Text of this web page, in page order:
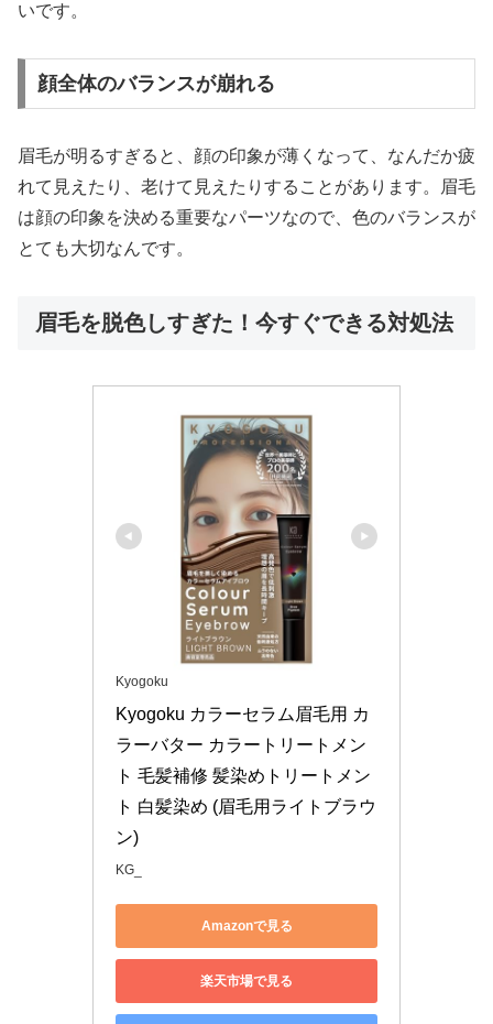
いです。
顔全体のバランスが崩れる
眉毛が明るすぎると、顔の印象が薄くなって、なんだか疲
れて見えたり、老けて見えたりすることがあります。眉毛
は顔の印象を決める重要なパーツなので、色のバランスが
とても大切なんです。
眉毛を脱色しすぎた！今すぐできる対処法
Kyogoku
Kyogoku カラーセラム眉毛用 カ
ラーバター カラートリートメン
ト 毛髪補修 髪染めトリートメン
ト 白髪染め (眉毛用ライトブラウ
ン)
KG_
Amazonで見る
楽天市場で見る